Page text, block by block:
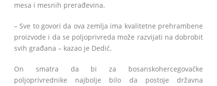
mesa i mesnih prerađevina.
– Sve to govori da ova zemlja ima kvalitetne prehrambene
proizvode i da se poljoprivreda može razvijati na dobrobit
svih građana – kazao je Dedić.
On smatra da bi za bosanskohercegovačke
poljoprivrednike najbolje bilo da postoje državna